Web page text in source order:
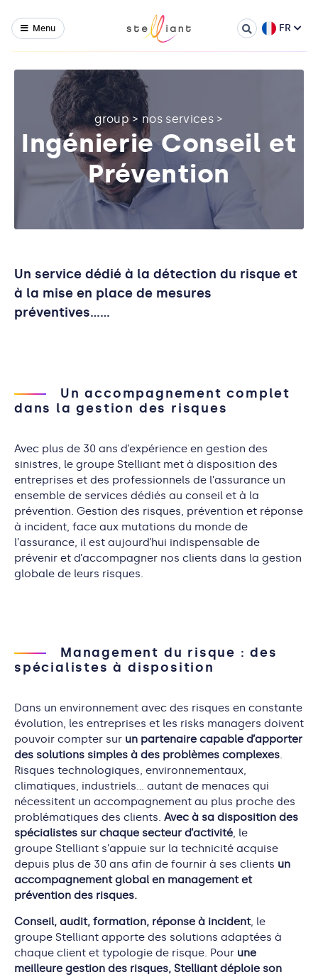
Menu FR
group > nos services>
Ingénierie Conseil et
Prévention
Un service dédié à la détection du risque et
à la mise en place de mesures
préventives……
Un accompagnement complet
dans la gestion des risques
Avec plus de 30 ans d’expérience en gestion des
sinistres, le groupe Stelliant met à disposition des
entreprises et des professionnels de l’assurance un
ensemble de services dédiés au conseil et à la
prévention. Gestion des risques, prévention et réponse
à incident, face aux mutations du monde de
l’assurance, il est aujourd’hui indispensable de
prévenir et d’accompagner nos clients dans la gestion
globale de leurs risques.
Management du risque : des
spécialistes à disposition
Dans un environnement avec des risques en constante
évolution, les entreprises et les risks managers doivent
pouvoir compter sur un partenaire capable d’apporter
des solutions simples à des problèmes complexes.
Risques technologiques, environnementaux,
climatiques, industriels… autant de menaces qui
nécessitent un accompagnement au plus proche des
problématiques des clients. Avec à sa disposition des
spécialistes sur chaque secteur d’activité, le
groupe Stelliant s’appuie sur la technicité acquise
depuis plus de 30 ans afin de fournir à ses clients un
accompagnement global en management et
prévention des risques.
Conseil, audit, formation, réponse à incident, le
groupe Stelliant apporte des solutions adaptées à
chaque client et typologie de risque. Pour une
meilleure gestion des risques, Stelliant déploie son